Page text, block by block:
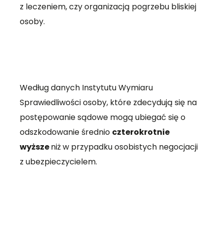
z leczeniem, czy organizacją pogrzebu bliskiej
osoby.
Według danych Instytutu Wymiaru
Sprawiedliwości osoby, które zdecydują się na
postępowanie sądowe mogą ubiegać się o
odszkodowanie średnio czterokrotnie
wyższeniż w przypadku osobistych negocjacji
z ubezpieczycielem.